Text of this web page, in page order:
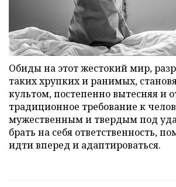
Обиды на этот жестокий мир,
таких хрупких и ранимых,
культом, постепенно вытесняя и
традиционное требование к
мужественным и твердым под
брать на себя ответственность,
идти вперед и адаптироваться.